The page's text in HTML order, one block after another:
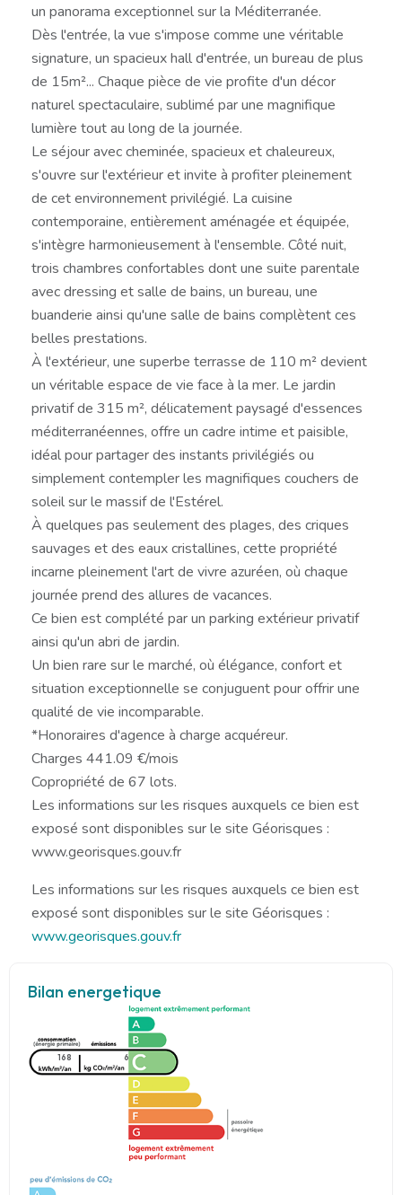
un panorama exceptionnel sur la Méditerranée.
Dès l'entrée, la vue s'impose comme une véritable
signature, un spacieux hall d'entrée, un bureau de plus
de 15m²... Chaque pièce de vie profite d'un décor
naturel spectaculaire, sublimé par une magnifique
lumière tout au long de la journée.
Le séjour avec cheminée, spacieux et chaleureux,
s'ouvre sur l'extérieur et invite à profiter pleinement
de cet environnement privilégié. La cuisine
contemporaine, entièrement aménagée et équipée,
s'intègre harmonieusement à l'ensemble. Côté nuit,
trois chambres confortables dont une suite parentale
avec dressing et salle de bains, un bureau, une
buanderie ainsi qu'une salle de bains complètent ces
belles prestations.
À l'extérieur, une superbe terrasse de 110 m² devient
un véritable espace de vie face à la mer. Le jardin
privatif de 315 m², délicatement paysagé d'essences
méditerranéennes, offre un cadre intime et paisible,
idéal pour partager des instants privilégiés ou
simplement contempler les magnifiques couchers de
soleil sur le massif de l'Estérel.
À quelques pas seulement des plages, des criques
sauvages et des eaux cristallines, cette propriété
incarne pleinement l'art de vivre azuréen, où chaque
journée prend des allures de vacances.
Ce bien est complété par un parking extérieur privatif
ainsi qu'un abri de jardin.
Un bien rare sur le marché, où élégance, confort et
situation exceptionnelle se conjuguent pour offrir une
qualité de vie incomparable.
*Honoraires d'agence à charge acquéreur.
Charges 441.09 €/mois
Copropriété de 67 lots.
Les informations sur les risques auxquels ce bien est
exposé sont disponibles sur le site Géorisques :
www.georisques.gouv.fr
Les informations sur les risques auxquels ce bien est
exposé sont disponibles sur le site Géorisques :
www.georisques.gouv.fr
Bilan energetique
168 6